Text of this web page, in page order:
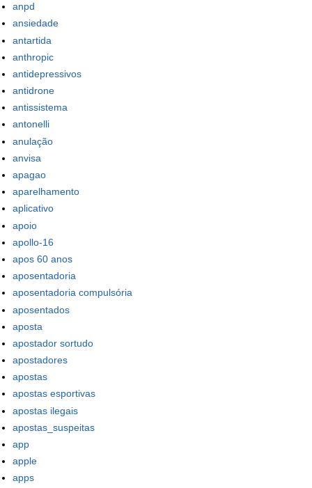
anpd
ansiedade
antartida
anthropic
antidepressivos
antidrone
antissistema
antonelli
anulação
anvisa
apagao
aparelhamento
aplicativo
apoio
apollo-16
apos 60 anos
aposentadoria
aposentadoria compulsória
aposentados
aposta
apostador sortudo
apostadores
apostas
apostas esportivas
apostas ilegais
apostas_suspeitas
app
apple
apps